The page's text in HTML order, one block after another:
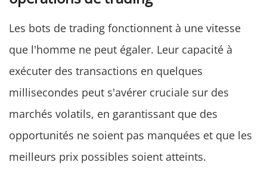
Les bots de trading fonctionnent à une vitesse
que l'homme ne peut égaler. Leur capacité à
exécuter des transactions en quelques
millisecondes peut s'avérer cruciale sur des
marchés volatils, en garantissant que des
opportunités ne soient pas manquées et que les
meilleurs prix possibles soient atteints.